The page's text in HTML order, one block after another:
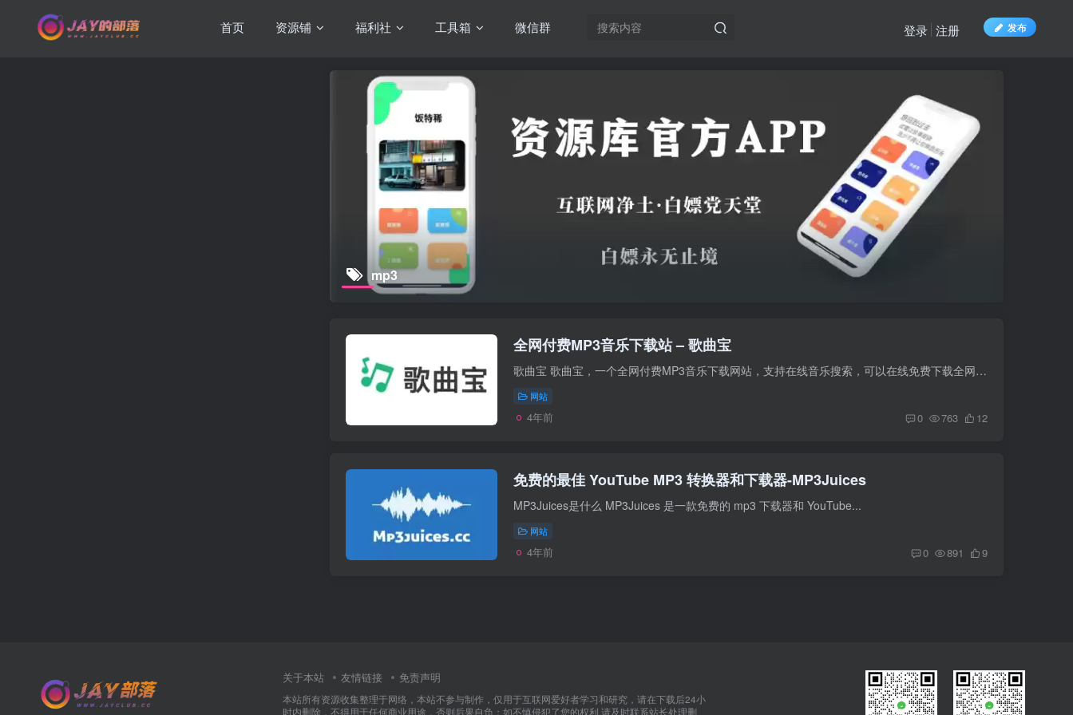
首页 资源铺 福利社 工具箱 微信群 发布
登录 注册
mp3
全网付费MP3音乐下载站 – 歌曲宝
歌曲宝 歌曲宝，一个全网付费MP3音乐下载网站，支持在线音乐搜索，可以在线免费下载全网MP3...
网站
4年前 0 763 12
免费的最佳 YouTube MP3 转换器和下载器-MP3Juices
MP3Juices是什么 MP3Juices 是一款免费的 mp3 下载器和 YouTube...
网站
4年前 0 891 9
关于本站 友情链接 免责声明
本站所有资源收集整理于网络，本站不参与制作，仅用于互联网爱好者学习和研究，请在下载后24小
时内删除，不得用于任何商业用途，否则后果自负；如不慎侵犯了您的权利,请及时联系站长处理删